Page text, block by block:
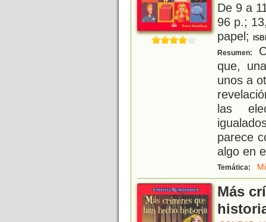
De 9 a
96 p.;
papel;
Resumen:
que,
unos a
las
parece
algo en
Temática:
Más